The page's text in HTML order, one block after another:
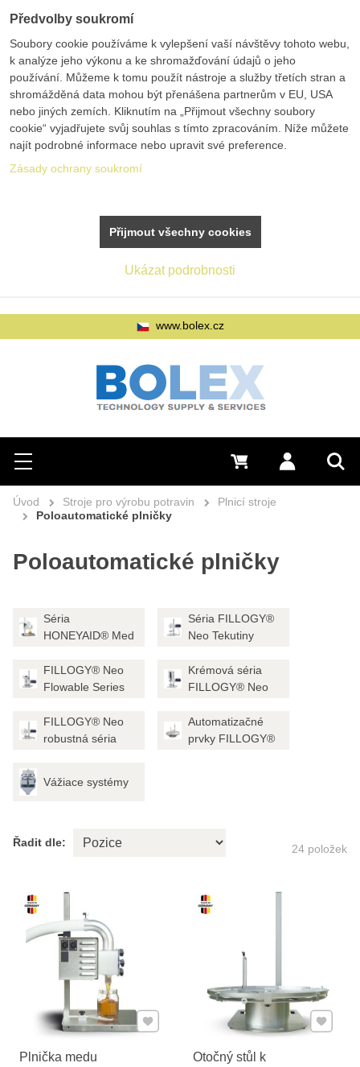
Hledat
Menu Přihlásit se
0 Kč
www.bolex.cz
Úvod Stroje pro výrobu potravin
Plnicí stroje
Poloautomatické plničky
Poloautomatické plničky
Séria
HONEYAID® Med
Séria FILLOGY®
Neo Tekutiny
FILLOGY® Neo
Flowable Series
Krémová séria
FILLOGY® Neo
FILLOGY® Neo
robustná séria
Automatizačné
prvky FILLOGY®
Vážiace systémy
Řadit dle: 24 položek
Plnička medu
Přidat k Oblíbeným
Otočný stůl k
Přidat k
Předvolby soukromí
Soubory cookie používáme k vylepšení vaší návštěvy tohoto webu,
k analýze jeho výkonu a ke shromažďování údajů o jeho
používání. Můžeme k tomu použít nástroje a služby třetích stran a
shromážděná data mohou být přenášena partnerům v EU, USA
nebo jiných zemích. Kliknutím na „Přijmout všechny soubory
cookie“ vyjadřujete svůj souhlas s tímto zpracováním. Níže můžete
najít podrobné informace nebo upravit své preference.
Zásady ochrany soukromí
Ukázat podrobnosti
Přijmout všechny cookies